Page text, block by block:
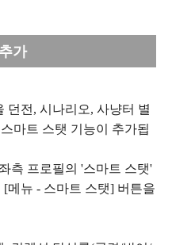
가
던전, 시나리오, 사냥터 별
마트 스탯 기능이 추가됩
측 프로필의 '스마트 스탯'
메뉴 - 스마트 스탯] 버튼을